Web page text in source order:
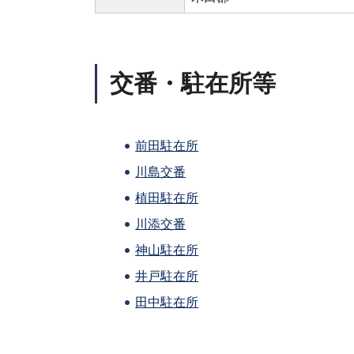
交番・駐在所等
前田駐在所
川島交番
植田駐在所
川添交番
神山駐在所
井戸駐在所
田中駐在所